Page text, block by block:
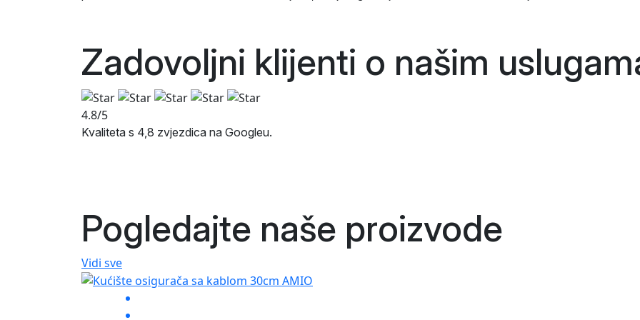
Zadovoljni klijenti o našim
4.8/5
Kvaliteta s 4,8 zvjezdica na Googleu.
Pogledajte naše proizvode
Vidi sve